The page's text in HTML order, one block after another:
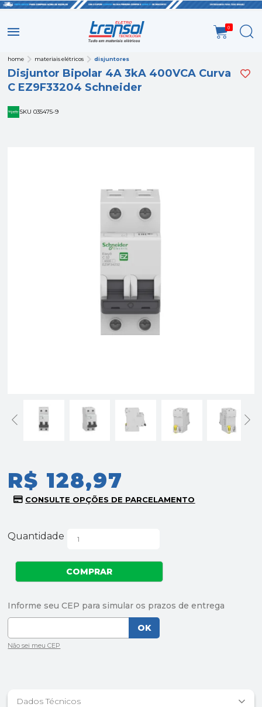
0
home materiais elétricos disjuntores
Disjuntor Bipolar 4A 3kA 400VCA Curva
C EZ9F33204 Schneider
SKU 035475-9
R$ 128,97
Quantidade
Dados Técnicos